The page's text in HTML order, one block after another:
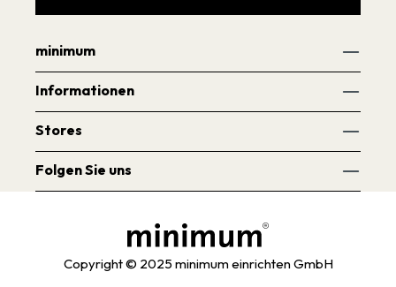
minimum
Informationen
Stores
Folgen Sie uns
Copyright © 2025 minimum einrichten GmbH